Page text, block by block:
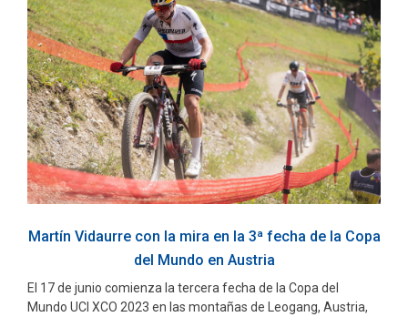
Martín Vidaurre con la mira en la 3ª fecha de la Copa
del Mundo en Austria
El 17 de junio comienza la tercera fecha de la Copa del
Mundo UCI XCO 2023 en las montañas de Leogang, Austria,